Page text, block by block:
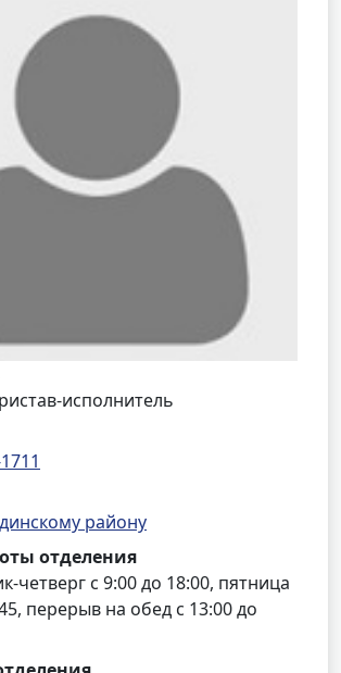
исполнитель
району
отделения
четверг с 9:00 до 18:00, пятница
перерыв на обед с 13:00 до